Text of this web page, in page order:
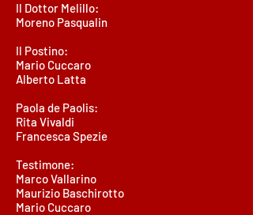
Il Dottor Melillo:
Moreno Pasqualin
Il Postino:
Mario Cuccaro
Alberto Latta
Paola de Paolis:
Rita Vivaldi
Francesca Spezie
Testimone:
Marco Vallarino
Maurizio Baschirotto
Mario Cuccaro